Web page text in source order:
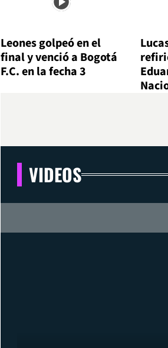
Leones golpeó en el
final y venció a Bogotá
F.C. en la fecha 3
VIDEOS